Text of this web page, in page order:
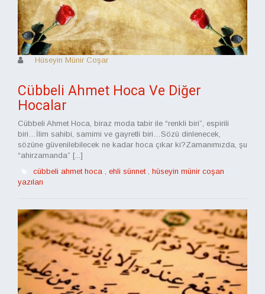
Hüseyin Münir Coşar
Cübbeli Ahmet Hoca Ve Diğer
Hocalar
Cübbeli Ahmet Hoca, biraz moda tabir ile “renkli biri”, espirili
biri…İlim sahibi, samimi ve gayretli biri…Sözü dinlenecek,
sözüne güvenilebilecek ne kadar hoca çıkar ki?Zamanımızda, şu
“ahirzamanda” [...]
cübbeli ahmet hoca
ehli sünnet, hüseyin münir coşan
yazıları